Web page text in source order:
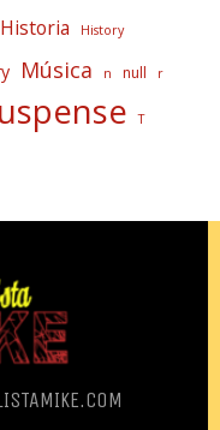
Historia History
Música n null r
T